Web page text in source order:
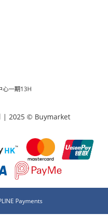
心一期13H
| 2025 © Buymarket
Payments